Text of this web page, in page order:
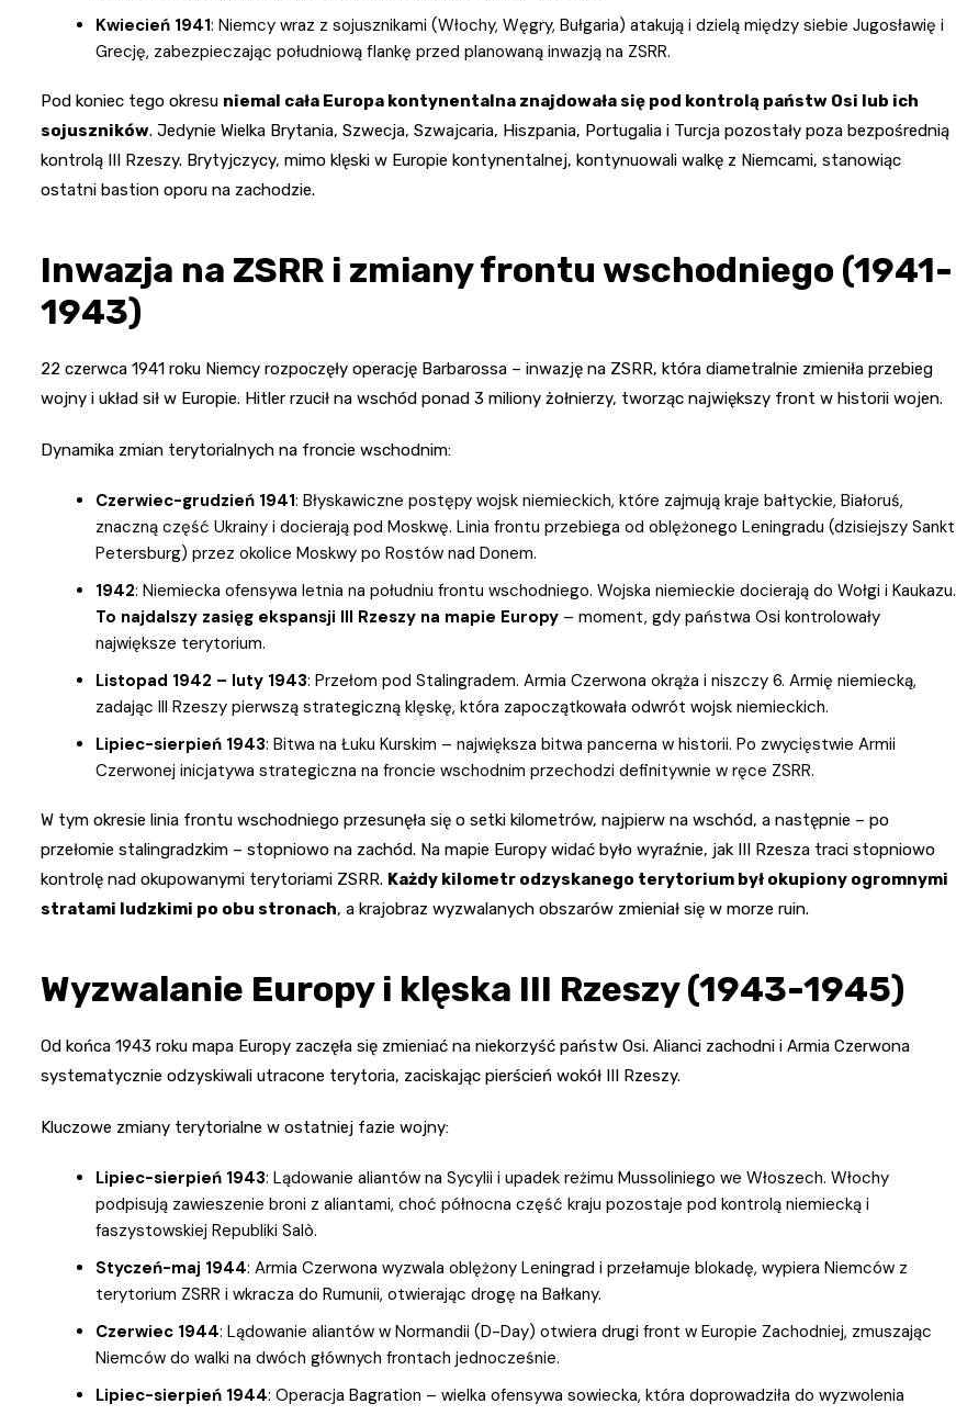
Kwiecień 1941: Niemcy wraz z sojusznikami (Włochy, Węgry, Bułgaria) atakują i dzielą między siebie Jugosławię i
Grecję, zabezpieczając południową flankę przed planowaną inwazją na ZSRR.
Pod koniec tego okresu niemal cała Europa kontynentalna znajdowała się pod kontrolą państw Osi lub ich
sojuszników. Jedynie Wielka Brytania, Szwecja, Szwajcaria, Hiszpania, Portugalia i Turcja pozostały poza bezpośrednią
kontrolą III Rzeszy. Brytyjczycy, mimo klęski w Europie kontynentalnej, kontynuowali walkę z Niemcami, stanowiąc
ostatni bastion oporu na zachodzie.
Inwazja na ZSRR i zmiany frontu wschodniego (1941-
1943)
22 czerwca 1941 roku Niemcy rozpoczęły operację Barbarossa – inwazję na ZSRR, która diametralnie zmieniła przebieg
wojny i układ sił w Europie. Hitler rzucił na wschód ponad 3 miliony żołnierzy, tworząc największy front w historii wojen.
Dynamika zmian terytorialnych na froncie wschodnim:
Czerwiec-grudzień 1941: Błyskawiczne postępy wojsk niemieckich, które zajmują kraje bałtyckie, Białoruś,
znaczną część Ukrainy i docierają pod Moskwę. Linia frontu przebiega od oblężonego Leningradu (dzisiejszy Sankt
Petersburg) przez okolice Moskwy po Rostów nad Donem.
1942: Niemiecka ofensywa letnia na południu frontu wschodniego. Wojska niemieckie docierają do Wołgi i Kaukazu.
To najdalszy zasięg ekspansji III Rzeszy na mapie Europy – moment, gdy państwa Osi kontrolowały
największe terytorium.
Listopad 1942 – luty 1943: Przełom pod Stalingradem. Armia Czerwona okrąża i niszczy 6. Armię niemiecką,
zadając III Rzeszy pierwszą strategiczną klęskę, która zapoczątkowała odwrót wojsk niemieckich.
Lipiec-sierpień 1943: Bitwa na Łuku Kurskim – największa bitwa pancerna w historii. Po zwycięstwie Armii
Czerwonej inicjatywa strategiczna na froncie wschodnim przechodzi definitywnie w ręce ZSRR.
W tym okresie linia frontu wschodniego przesunęła się o setki kilometrów, najpierw na wschód, a następnie – po
przełomie stalingradzkim – stopniowo na zachód. Na mapie Europy widać było wyraźnie, jak III Rzesza traci stopniowo
kontrolę nad okupowanymi terytoriami ZSRR. Każdy kilometr odzyskanego terytorium był okupiony ogromnymi
stratami ludzkimi po obu stronach, a krajobraz wyzwalanych obszarów zmieniał się w morze ruin.
Wyzwalanie Europy i klęska III Rzeszy (1943-1945)
Od końca 1943 roku mapa Europy zaczęła się zmieniać na niekorzyść państw Osi. Alianci zachodni i Armia Czerwona
systematycznie odzyskiwali utracone terytoria, zaciskając pierścień wokół III Rzeszy.
Kluczowe zmiany terytorialne w ostatniej fazie wojny:
Lipiec-sierpień 1943: Lądowanie aliantów na Sycylii i upadek reżimu Mussoliniego we Włoszech. Włochy
podpisują zawieszenie broni z aliantami, choć północna część kraju pozostaje pod kontrolą niemiecką i
faszystowskiej Republiki Salò.
Styczeń-maj 1944: Armia Czerwona wyzwala oblężony Leningrad i przełamuje blokadę, wypiera Niemców z
terytorium ZSRR i wkracza do Rumunii, otwierając drogę na Bałkany.
Czerwiec 1944: Lądowanie aliantów w Normandii (D-Day) otwiera drugi front w Europie Zachodniej, zmuszając
Niemców do walki na dwóch głównych frontach jednocześnie.
Lipiec-sierpień 1944: Operacja Bagration – wielka ofensywa sowiecka, która doprowadziła do wyzwolenia